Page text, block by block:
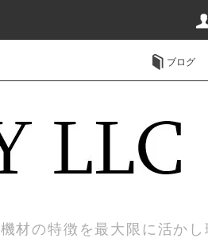
ブログ
機材の特徴を最大限に活かし